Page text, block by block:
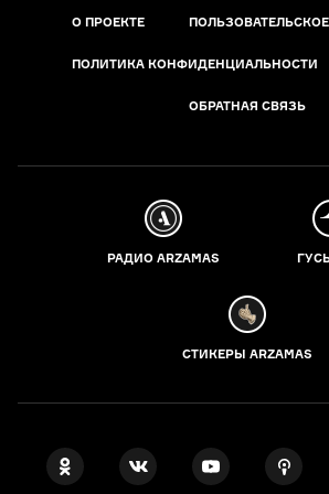
О ПРОЕКТЕ
ПОЛИТИКА КОНФИДЕНЦИАЛЬНОСТИ
ОБРАТНАЯ СВЯЗЬ
РАДИО ARZAMAS
СТИКЕРЫ ARZAMAS